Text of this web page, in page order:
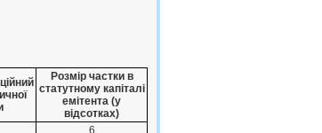
Розмір частки в
статутному капіталі
емітента (у
відсотках)